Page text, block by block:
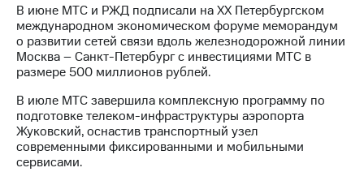
облигаций
Описание
Еврооблигации-2023
Уведомление
погашении
именных
облигаций
Другое
В июне МТС и РЖД подписали на ХХ Петербургском
международном экономическом форуме меморандум
о развитии сетей связи вдоль железнодорожной линии
Москва – Санкт-Петербург с инвестициями МТС в
размере 500 миллионов рублей.
В июле МТС завершила комплексную программу по
подготовке телеком-инфраструктуры аэропорта
Жуковский, оснастив транспортный узел
современными фиксированными и мобильными
сервисами.